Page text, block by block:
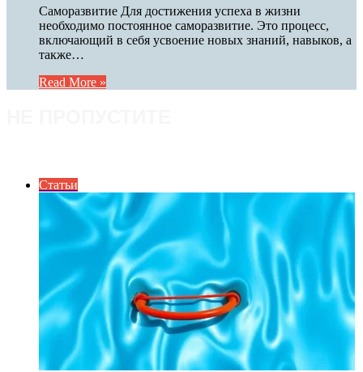
Саморазвитие Для достижения успеха в жизни
необходимо постоянное саморазвитие. Это процесс,
включающий в себя усвоение новых знаний, навыков, а
также…
Read More »
Статьи